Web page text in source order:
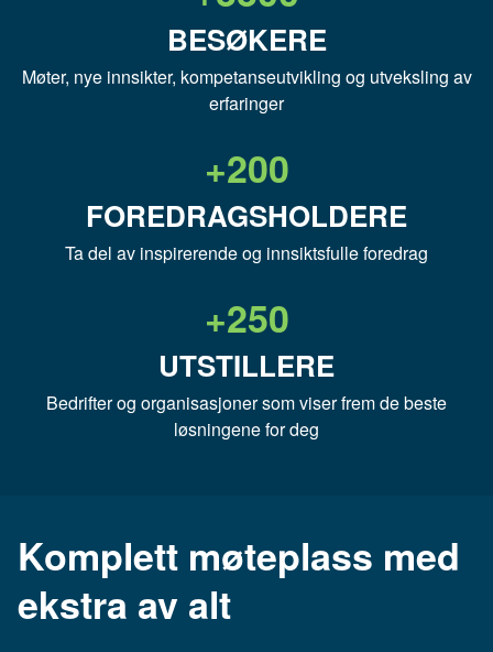
BESØKERE
Møter, nye innsikter, kompetanseutvikling og utveksling av
erfaringer
+200
FOREDRAGSHOLDERE
Ta del av inspirerende og innsiktsfulle foredrag
+250
UTSTILLERE
Bedrifter og organisasjoner som viser frem de beste
løsningene for deg
Komplett møteplass med
ekstra av alt